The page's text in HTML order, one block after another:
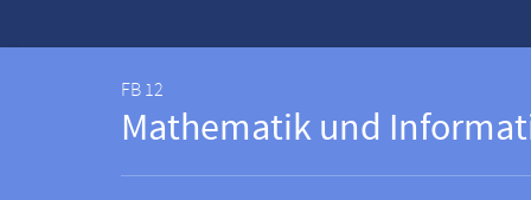
FB 12
Mathematik und